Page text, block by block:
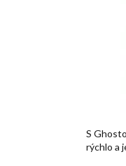
S
rýchlo a